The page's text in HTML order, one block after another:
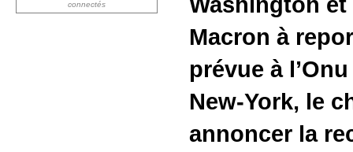
Macron à
prévue à
New-York, le
annoncer la
connectés